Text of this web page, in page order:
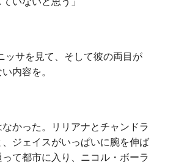
ッサを見て、そして彼の両目が
内容を。
かった。リリアナとチャンドラ
ジェイスがいっぱいに腕を伸ば
て都市に入り、ニコル・ボーラ